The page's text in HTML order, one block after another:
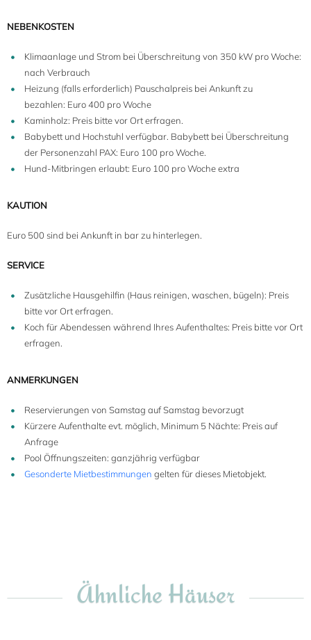
NEBENKOSTEN
Klimaanlage und Strom bei Überschreitung von 350 kW pro Woche:
nach Verbrauch
Heizung (falls erforderlich) Pauschalpreis bei Ankunft zu
bezahlen: Euro 400 pro Woche
Kaminholz: Preis bitte vor Ort erfragen.
Babybett und Hochstuhl verfügbar. Babybett bei Überschreitung
der Personenzahl PAX: Euro 100 pro Woche.
Hund-Mitbringen erlaubt: Euro 100 pro Woche extra
KAUTION
Euro 500 sind bei Ankunft in bar zu hinterlegen.
SERVICE
Zusätzliche Hausgehilfin (Haus reinigen, waschen, bügeln): Preis
bitte vor Ort erfragen.
Koch für Abendessen während Ihres Aufenthaltes: Preis bitte vor Ort
erfragen.
ANMERKUNGEN
Reservierungen von Samstag auf Samstag bevorzugt
Kürzere Aufenthalte evt. möglich, Minimum 5 Nächte: Preis auf
Anfrage
Pool Öffnungszeiten: ganzjährig verfügbar
Gesonderte Mietbestimmungen gelten für dieses Mietobjekt.
Ähnliche Häuser